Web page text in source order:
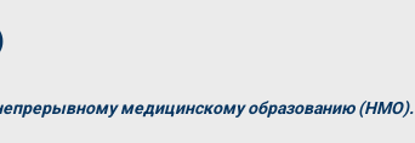
медицинскому образованию (НМО).